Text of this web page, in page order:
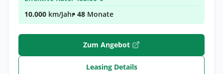
10.000 km/Jahr• 48 Monate
Zum Angebot
Leasing Details